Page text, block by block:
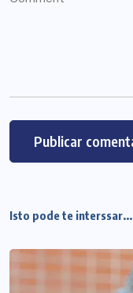
Isto pode te interssar...